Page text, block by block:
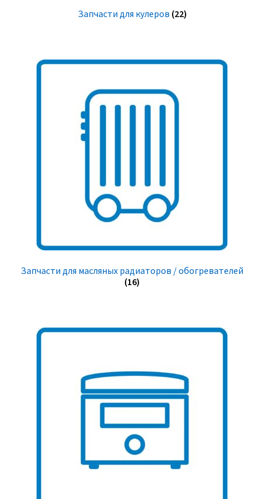
Запчасти для кулеров (22)
Запчасти для масляных радиаторов / обогревателей
(16)